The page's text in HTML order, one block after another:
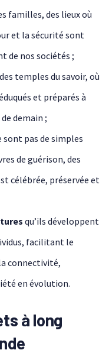
familles, des lieux où
et la sécurité sont
de nos sociétés ;
temples du savoir, où
et préparés à
demain ;
pas de simples
de guérison, des
célébrée, préservée et
qu’ils développent
facilitant le
connectivité,
en évolution.
à long